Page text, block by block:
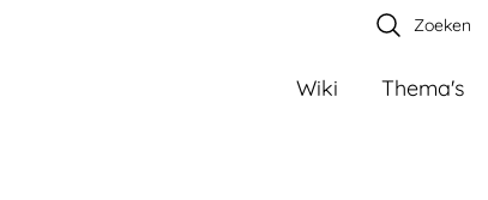
Wiki Thema's
Zoeken